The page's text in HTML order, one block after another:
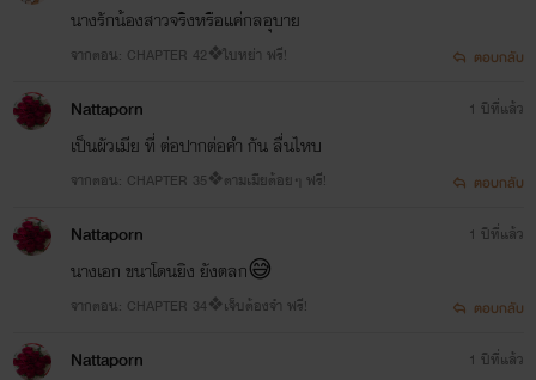
ไรท์ขอบคุณที่ติดตามและสนับสนุน ขอต้อนรับเข้าสู่นิยายในโลกของ paper stories..
สามารถเข้าไปพูดคุยกันได้ใน #paperstoriess นะจ้ะ
นางรักน้องสาวจริงหรือแค่กลอุบาย
จากตอน: CHAPTER 42❖ใบหย่า ฟรี! ตอบกลับ
Nattaporn
เป็นผัวเมีย ที่ ต่อปากต่อคำ กัน ลื่นไหบ
จากตอน: CHAPTER 35❖ตามเมียต้อยๆ ฟรี!
1 ปีที่แล้ว
ตอบกลับ
Nattaporn
นางเอก ขนาโดนยิง ยังตลก😅
จากตอน: CHAPTER 34❖เจ็บต้องจำ ฟรี!
1 ปีที่แล้ว
ตอบกลับ
Nattaporn 1 ปีที่แล้ว